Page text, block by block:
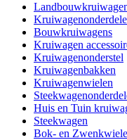
Bouwkruiwagens
Kruiwagen
Kruiwagenonderstel
Kruiwagenbakken
Kruiwagenwielen
Huis en Tuin
Steekwagen
Bok- en